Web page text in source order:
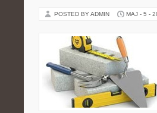
POSTED BY ADMIN MAJ - 5 -